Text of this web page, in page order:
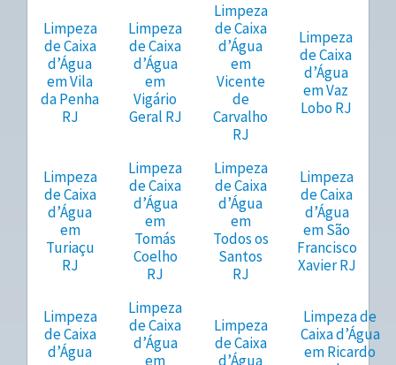
Limpeza
de Caixa
d’Água
em Vila
da Penha
RJ
Limpeza
de Caixa
d’Água
em
Vigário
Geral RJ
Limpeza
de Caixa
d’Água
em
Vicente
de
Carvalho
RJ
Limpeza
de Caixa
d’Água
em Vaz
Lobo RJ
Limpeza
de Caixa
d’Água
em
Turiaçu
RJ
Limpeza
de Caixa
d’Água
em
Tomás
Coelho
RJ
Limpeza
de Caixa
d’Água
em
Todos os
Santos
RJ
Limpeza
de Caixa
d’Água
em São
Francisco
Xavier RJ
Limpeza
de Caixa
d’Água
Limpeza
de Caixa
d’Água
em
Limpeza
de Caixa
d’Água
Limpeza de
Caixa d’Água
em Ricardo